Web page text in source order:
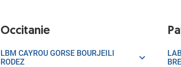
Occitanie
LBM CAYROU GORSE BOURJEILI
RODEZ